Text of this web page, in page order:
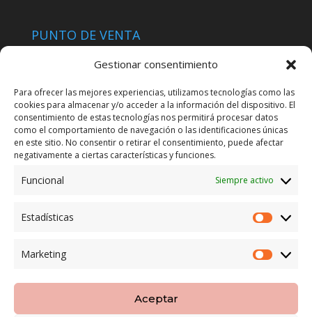
Gestionar consentimiento
Para ofrecer las mejores experiencias, utilizamos tecnologías como las
cookies para almacenar y/o acceder a la información del dispositivo. El
consentimiento de estas tecnologías nos permitirá procesar datos
como el comportamiento de navegación o las identificaciones únicas
en este sitio. No consentir o retirar el consentimiento, puede afectar
negativamente a ciertas características y funciones.
Funcional Siempre activo
Estadísticas
Marketing
Aceptar
PUNTO DE VENTA
C/ San José 6, 11004 Cádiz
LEGAL
POLÍTICA DE ENVÍO
TERMINOS Y CONDICIONES